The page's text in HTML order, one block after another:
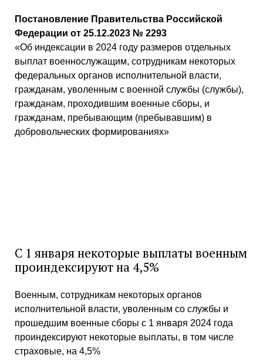
Постановление Правительства Российской
Федерации от 25.12.2023 № 2293
«Об индексации в 2024 году размеров отдельных
выплат военнослужащим, сотрудникам некоторых
федеральных органов исполнительной власти,
гражданам, уволенным с военной службы (службы),
гражданам, проходившим военные сборы, и
гражданам, пребывающим (пребывавшим) в
добровольческих формированиях»
С 1 января некоторые выплаты военным
проиндексируют на 4,5%
Военным, сотрудникам некоторых органов
исполнительной власти, уволенным со службы и
прошедшим военные сборы с 1 января 2024 года
проиндексируют некоторые выплаты, в том числе
страховые, на 4,5%